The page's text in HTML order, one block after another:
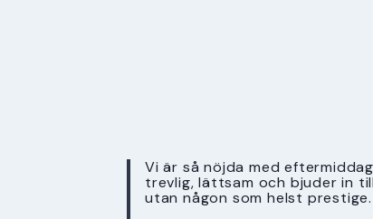
Vi är så nöjda med
trevlig, lättsam och bjuder in
utan någon som helst